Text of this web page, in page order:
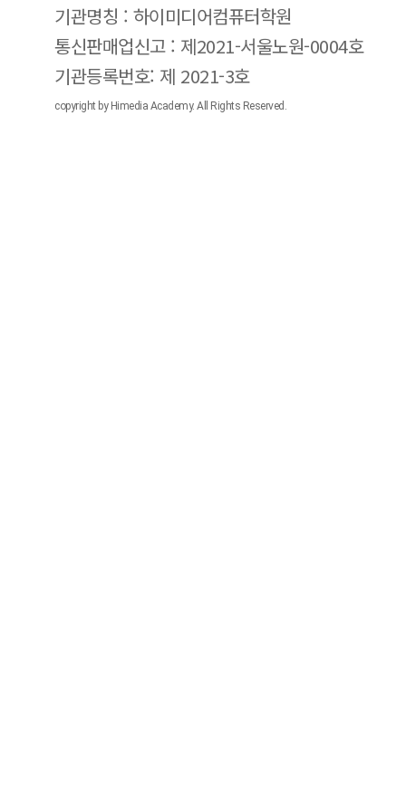
기관명칭 : 하이미디어컴퓨터학원
통신판매업신고 : 제2021-서울노원-0004호
기관등록번호: 제 2021-3호
copyright by Himedia Academy. All Rights Reserved.